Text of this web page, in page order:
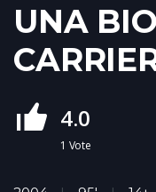
UNA
4.0
1 Vote